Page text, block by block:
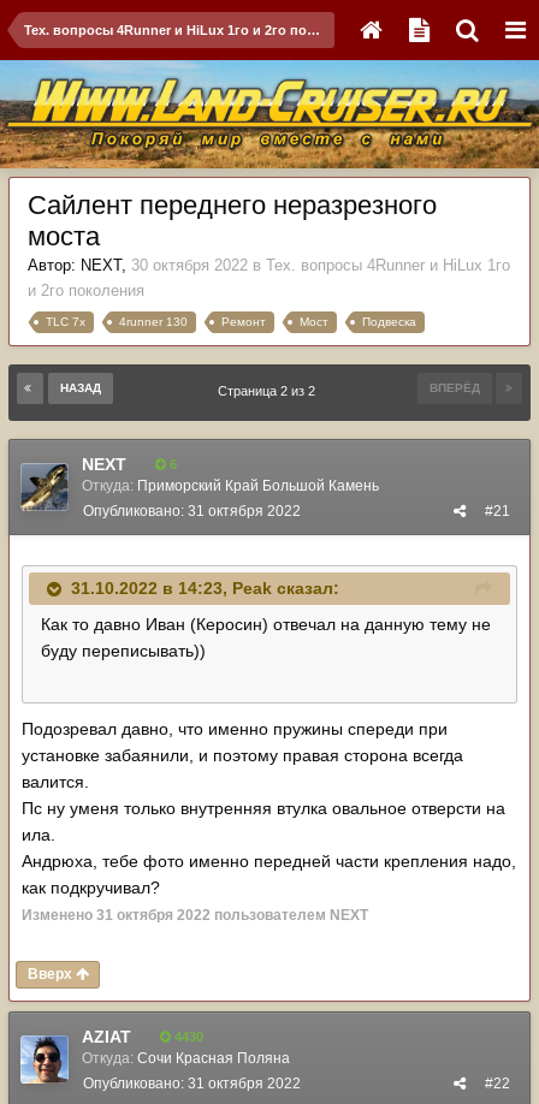
Тех. вопросы 4Runner и HiLux 1го и 2го поколения
Сайлент переднего неразрезного
моста
Автор: NЕХТ, 30 октября 2022 в Тех. вопросы 4Runner и HiLux 1го
и 2го поколения
TLC 7x 4runner 130 Ремонт Мост Подвеска
НАЗАД ВПЕРЁД
Страница 2 из 2
NЕХТ 6
Откуда: Приморский Край Большой Камень
#21
Опубликовано: 31 октября 2022
31.10.2022 в 14:23, Peak сказал:
Как то давно Иван (Керосин) отвечал на данную тему не
буду переписывать))
Подозревал давно, что именно пружины спереди при
установке забаянили, и поэтому правая сторона всегда
валится.
Пс ну уменя только внутренняя втулка овальное отверсти на
ила.
Андрюха, тебе фото именно передней части крепления надо,
как подкручивал?
Изменено 31 октября 2022 пользователем NЕХТ
Вверх
AZIAT 4430
Откуда: Сочи Красная Поляна
#22
Опубликовано: 31 октября 2022